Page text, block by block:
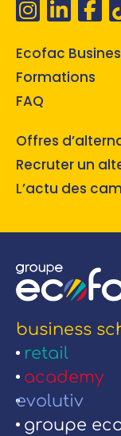
Ecofac
Formations
FAQ
Offres
Recruter un
L’actu des
business
retail
academy
evolutiv
groupe